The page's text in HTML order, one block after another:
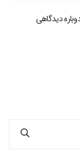
دیدگاهی